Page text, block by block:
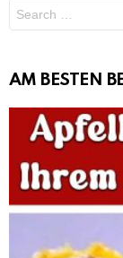
for:
AM BESTEN